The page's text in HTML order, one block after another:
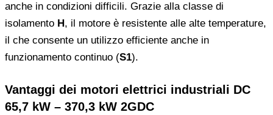
anche in condizioni difficili. Grazie alla classe di
isolamento H, il motore è resistente alle alte temperature,
il che consente un utilizzo efficiente anche in
funzionamento continuo (S1).
Vantaggi dei motori elettrici industriali DC
65,7 kW – 370,3 kW 2GDC